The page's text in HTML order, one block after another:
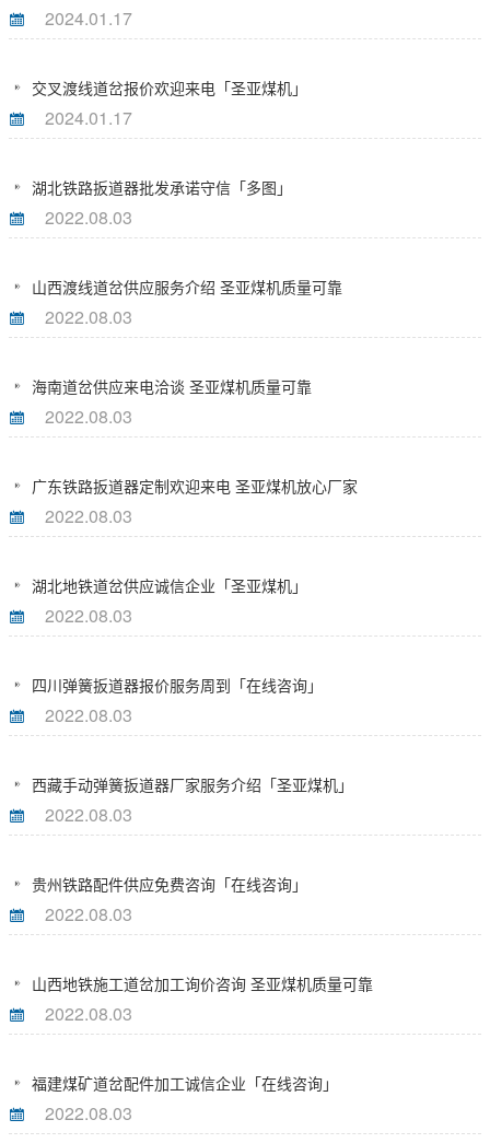
2024.01.17
交叉渡线道岔报价欢迎来电「圣亚煤机」
2024.01.17
湖北铁路扳道器批发承诺守信「多图」
2022.08.03
山西渡线道岔供应服务介绍 圣亚煤机质量可靠
2022.08.03
海南道岔供应来电洽谈 圣亚煤机质量可靠
2022.08.03
广东铁路扳道器定制欢迎来电 圣亚煤机放心厂家
2022.08.03
湖北地铁道岔供应诚信企业「圣亚煤机」
2022.08.03
四川弹簧扳道器报价服务周到「在线咨询」
2022.08.03
西藏手动弹簧扳道器厂家服务介绍「圣亚煤机」
2022.08.03
贵州铁路配件供应免费咨询「在线咨询」
2022.08.03
山西地铁施工道岔加工询价咨询 圣亚煤机质量可靠
2022.08.03
福建煤矿道岔配件加工诚信企业「在线咨询」
2022.08.03